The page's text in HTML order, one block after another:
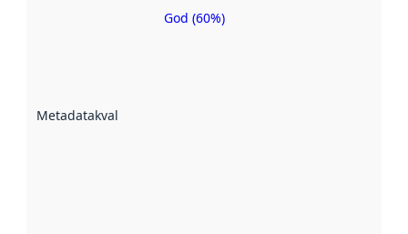
Metadatakvalitet
Metadatakvalitet
God (60%)